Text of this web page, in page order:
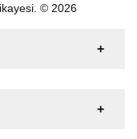
© 2026